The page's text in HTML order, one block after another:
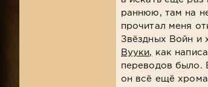
раннюю, там на
прочитал меня
Звёздных Войн и
Вууки,
как
переводов было.
он всё ещё